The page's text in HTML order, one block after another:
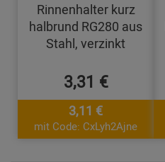
Rinnenhalter kurz
halbrund RG280 aus
Stahl, verzinkt
3,31 €
3,11 €
mit Code: CxLyh2Ajne